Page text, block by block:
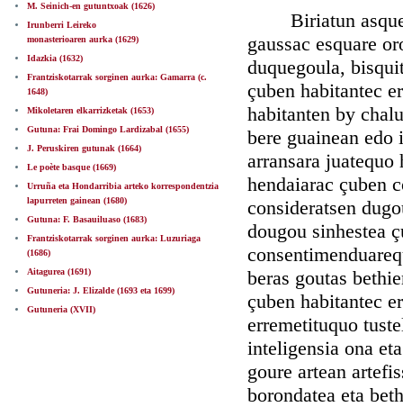
M. Seinich-en gutuntxoak (1626)
Irunberri Leireko
monasterioaren aurka (1629)
Idazkia (1632)
Frantziskotarrak sorginen aurka: Gamarra (c.
1648)
Mikoletaren elkarrizketak (1653)
Gutuna: Frai Domingo Lardizabal (1655)
J. Peruskiren gutunak (1664)
Le poète basque (1669)
Urruña eta Hondarribia arteko korrespondentzia
lapurreten gainean (1680)
Gutuna: F. Basauiluaso (1683)
Frantziskotarrak sorginen aurka: Luzuriaga
(1686)
Aitagurea (1691)
Gutuneria: J. Elizalde (1693 eta 1699)
Gutuneria (XVII)
Biriatun asquen
gaussac esquare
duquegoula,
çuben habitantec
habitanten by
bere guainean
arransara
hendaiarac çuben
consideratsen
dougou sinhestea
beras goutas
çuben habitantec
erremetituquo
inteligensia ona
goure artean
borondatea eta